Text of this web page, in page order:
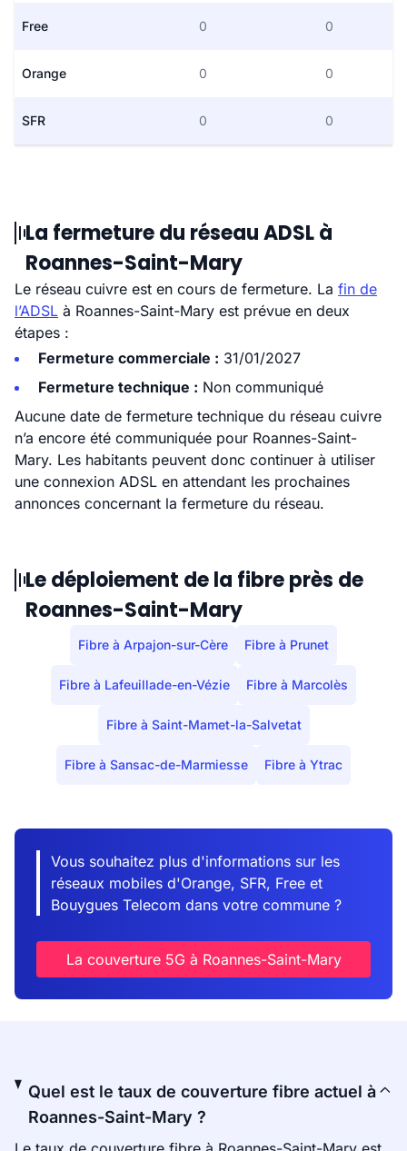
Free 0 0
Orange 0 0
SFR 0 0
La fermeture du réseau ADSL à
Roannes-Saint-Mary
Le réseau cuivre est en cours de fermeture. La fin de
l’ADSL à Roannes-Saint-Mary est prévue en deux
étapes :
Fermeture commerciale : 31/01/2027
Fermeture technique : Non communiqué
Aucune date de fermeture technique du réseau cuivre
n’a encore été communiquée pour Roannes-Saint-
Mary. Les habitants peuvent donc continuer à utiliser
une connexion ADSL en attendant les prochaines
annonces concernant la fermeture du réseau.
Le déploiement de la fibre près de
Roannes-Saint-Mary
Fibre à Arpajon-sur-Cère Fibre à Prunet
Fibre à Lafeuillade-en-Vézie Fibre à Marcolès
Fibre à Saint-Mamet-la-Salvetat
Fibre à Sansac-de-Marmiesse Fibre à Ytrac
Vous souhaitez plus d'informations sur les
réseaux mobiles d'Orange, SFR, Free et
Bouygues Telecom dans votre commune ?
La couverture 5G à Roannes-Saint-Mary
Quel est le taux de couverture fibre actuel à
Roannes-Saint-Mary ?